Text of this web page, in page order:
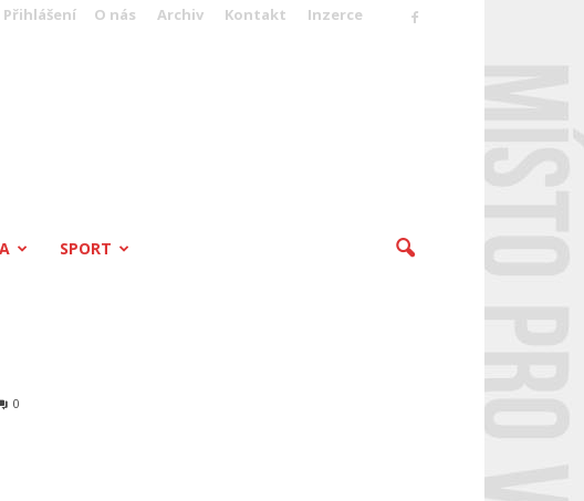
Přihlášení O nás Archiv Kontakt Inzerce
SPORT
0